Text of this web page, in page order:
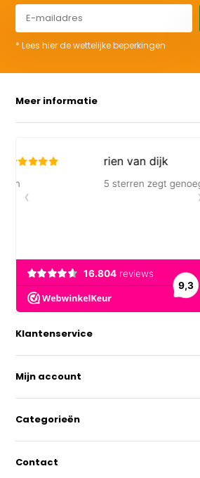
* Lees hier de wettelijke beperkingen
Meer informatie
Klantenservice
Mijn account
Categorieën
Contact